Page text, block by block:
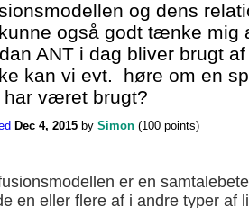
og dens
også godt tænke mig
ANT i dag bliver brugt
kan vi evt. høre om en
har været brugt?
Dec 4, 2015 by Simon (100 points)
er en
en eller flere af i andre typer af